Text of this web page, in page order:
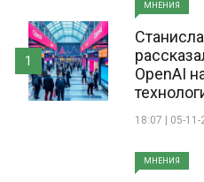
МНЕНИЯ
OpenAI
18:07 | 05-11-
1
МНЕНИЯ